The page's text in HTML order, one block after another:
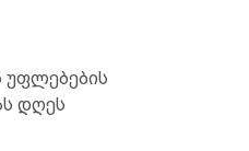
უფლებების
დღეს